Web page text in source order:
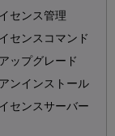
センス管理
センスコマンド
ップグレード
ンインストール
センスサーバー